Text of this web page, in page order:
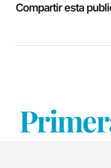
Compartir esta